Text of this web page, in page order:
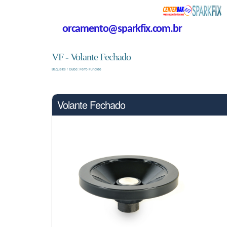
orcamento@sparkfix.com.br
VF - Volante Fechado
Baquelite / Cubo: Ferro Fundido
Volante Fechado